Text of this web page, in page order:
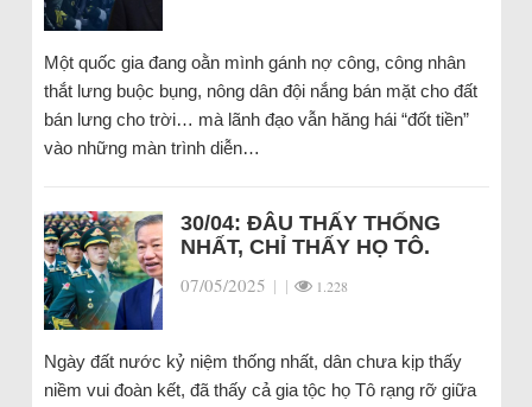
Một quốc gia đang oằn mình gánh nợ công, công nhân
thắt lưng buộc bụng, nông dân đội nắng bán mặt cho đất
bán lưng cho trời… mà lãnh đạo vẫn hăng hái “đốt tiền”
vào những màn trình diễn…
30/04: ĐÂU THẤY THỐNG
NHẤT, CHỈ THẤY HỌ TÔ.
07/05/2025 | | 1.228
Ngày đất nước kỷ niệm thống nhất, dân chưa kịp thấy
niềm vui đoàn kết, đã thấy cả gia tộc họ Tô rạng rỡ giữa